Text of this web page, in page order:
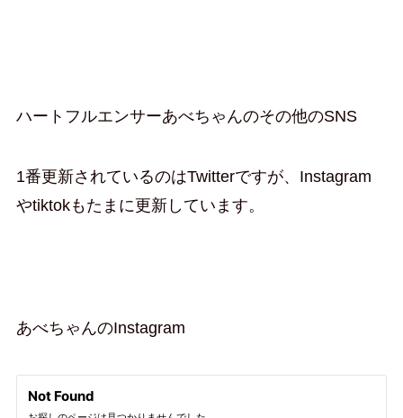
ハートフルエンサーあべちゃんのその他のSNS
1番更新されているのはTwitterですが、Instagram
やtiktokもたまに更新しています。
あべちゃんのInstagram